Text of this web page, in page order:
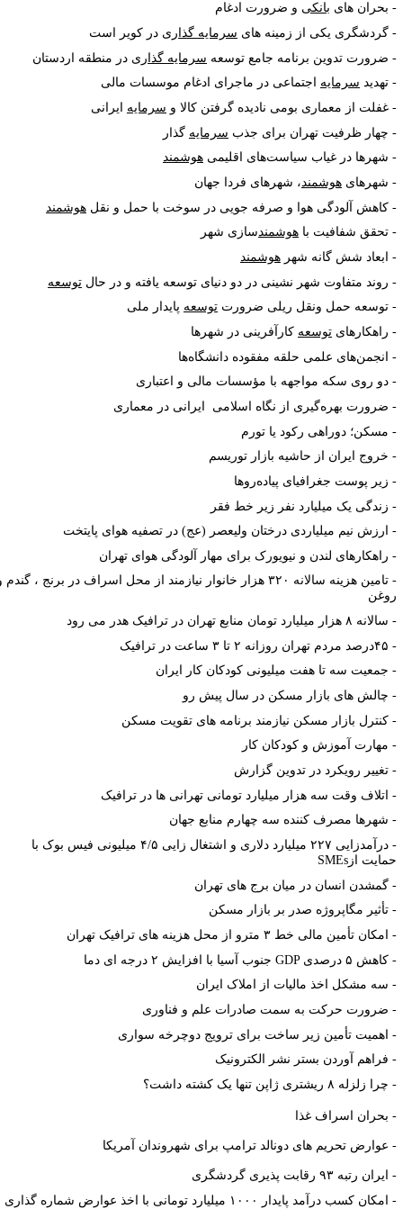
بحران هایبانکیو ضرورت ادغام
گردشگری یکی از زمینه هایسرمایه گذاری در کویر است
ضرورت تدوین برنامه جامع توسعهسرمایه گذاری در منطقه اردستان
تهدیدسرمایهاجتماعی در ماجرای ادغام موسسات مالی
غفلت از معماری بومی نادیده گرفتن کالا و سرمایهایرانی
چهار ظرفیت تهران برای جذبسرمایهگذار
شهرها در غیاب سیاست‌های اقلیمیهوشمند
شهرهایهوشمند، شهرهای فردا جهان
کاهش آلودگی هوا و صرفه جویی در سوخت با حمل و نقلهوشمند
تحقق شفافیت با هوشمندسازی شهر
ابعاد شش گانه شهرهوشمند
روند متفاوت شهر نشینی در دو دنیای توسعه یافته و در حالتوسعه
توسعه حمل ونقل ریلی ضرورتتوسعهپایدار ملی
راهکارهایتوسعهکارآفرینی در شهرها
انجمنهای علمی حلقه مفقوده دانشگاهها
دو روی سکه مواجهه با مؤسسات مالی و اعتباری
ضرورت بهرهگیری از نگاه اسلامی ایرانی در معماری
مسکن؛ دوراهی رکود یا تورم
خروج ایران از حاشیه بازار توریسم
زیر پوست جغرافیای پیاده‌روها
زندگی یک میلیارد نفر زیر خط فقر
ارزش نیم میلیاردی درختان ولیعصر (عج) در تصفیه هوای پایتخت
راهکارهای لندن و نیویورک برای مهار آلودگی هوای تهران
تامین هزینه سالانه ۳۲۰ هزار خانوار نیازمند از محل اسراف در برنج ، گندم و
سالانه ۸ هزار میلیارد تومان منابع تهران در ترافیک هدر می رود
۴۵درصد مردم تهران روزانه ۲ تا ۳ ساعت در ترافیک
جمعیت سه تا هفت میلیونی کودکان کار ایران
چالش های بازار مسکن در سال پیش رو
کنترل بازار مسکن نیازمند برنامه های تقویت مسکن
مهارت آموزش و کودکان کار
تغییر رویکرد در تدوین گزارش
اتلاف وقت سه هزار میلیارد تومانی تهرانی ها در ترافیک
شهرها مصرف کننده سه چهارم منابع جهان
درآمدزایی ۲۲۷ میلیارد دلاری و اشتغال زایی ۴/۵ میلیونی فیس بوک با
از
SMEs
گمشدن انسان در میان برج های تهران
تأثیر مگاپروژه صدر بر بازار مسکن
امکان تأمین مالی خط ۳ مترو از محل هزینه های ترافیک تهران
کاهش ۵ درصدی GDPجنوب آسیا با افزایش ۲ درجه ای دما
سه مشکل اخذ مالیات از املاک ایران
ضرورت حرکت به سمت صادرات علم و فناوری
اهمیت تأمین زیر ساخت برای ترویج دوچرخه سواری
فراهم آوردن بستر نشر الکترونیک
چرا زلزله ۸ ریشتری ژاپن تنها یک کشته داشت؟
بحران اسراف غذا
عوارض تحریم های دونالد ترامپ برای شهروندان آمریکا
ایران رتبه ۹۳ رقابت پذیری گردشگری
امکان کسب درآمد پایدار ۱۰۰۰ میلیارد تومانی با اخذ عوارض شماره گذاری